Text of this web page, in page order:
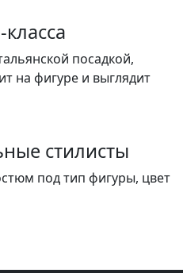
посадкой,
на фигуре и выглядит
стилисты
под тип фигуры, цвет